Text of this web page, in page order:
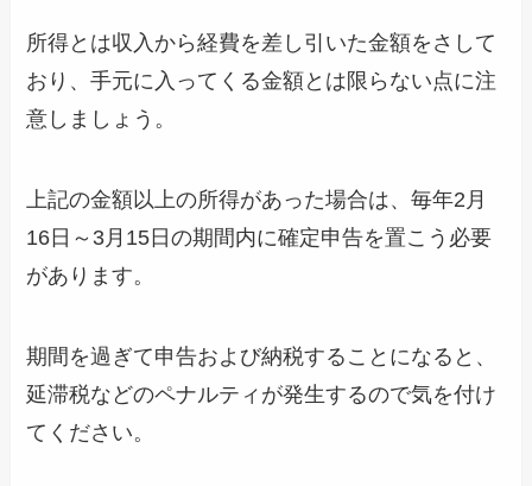
所得とは収入から経費を差し引いた金額をさして
おり、手元に入ってくる金額とは限らない点に注
意しましょう。
上記の金額以上の所得があった場合は、毎年2月
16日～3月15日の期間内に確定申告を置こう必要
があります。
期間を過ぎて申告および納税することになると、
延滞税などのペナルティが発生するので気を付け
てください。